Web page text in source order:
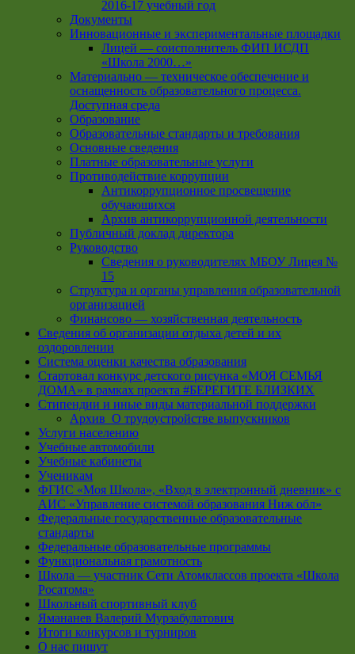
2016-17 учебный год
Документы
Инновационные и экспериментальные площадки
Лицей — соисполнитель ФИП ИСДП
«Школа 2000…»
Материально — техническое обеспечение и
оснащенность образовательного процесса.
Доступная среда
Образование
Образовательные стандарты и требования
Основные сведения
Платные образовательные услуги
Противодействие коррупции
Антикоррупционное просвещение
обучающихся
Архив антикоррупционной деятельности
Публичный доклад директора
Руководство
Cведения о руководителях МБОУ Лицея №
15
Структура и органы управления образовательной
организацией
Финансово — хозяйственная деятельность
Сведения об организации отдыха детей и их
оздоровлении
Система оценки качества образования
Стартовал конкурс детского рисунка «МОЯ СЕМЬЯ
ДОМА» в рамках проекта #БЕРЕГИТЕ БЛИЗКИХ
Стипендии и иные виды материальной поддержки
Архив_О трудоустройстве выпускников
Услуги населению
Учебные автомобили
Учебные кабинеты
Ученикам
ФГИС «Моя Школа», «Вход в электронный дневник» с
АИС «Управление системой образования Ниж обл»
Федеральные государственные образовательные
стандарты
Федеральные образовательные программы
Функциональная грамотность
Школа — участник Сети Атомклассов проекта «Школа
Росатома»
Школьный спортивный клуб
Ямананев Валерий Мурзабулатович
Итоги конкурсов и турниров
О нас пишут